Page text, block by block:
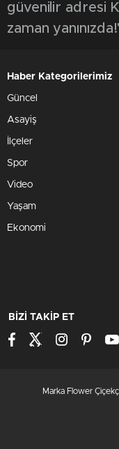
güvenilir adresi
zaman
Haber Kategorilerimiz
Güncel
Asayiş
İlçeler
Spor
Video
Yaşam
Ekonomi
BİZİ TAKİP ET
Marka Flower